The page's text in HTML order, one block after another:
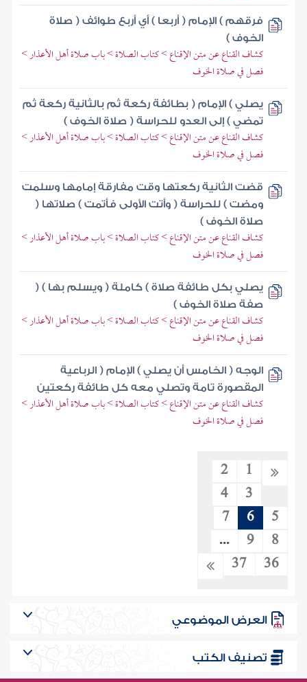
فرقهم ) الإمام ( أربعا ) أي أربع طوائف ( صلاة
الخوف )
كشاف القناع عن متن الإقناع > كتاب الصلاة > باب صلاة أهل الأعذار >
فصل في صلاة الخوف
يصلي ) الإمام ( بطائفة ركعة ثم بالثانية ركعة ثم
تمضي ) إلى العدو للحراسة ( صلاة الخوف )
كشاف القناع عن متن الإقناع > كتاب الصلاة > باب صلاة أهل الأعذار >
فصل في صلاة الخوف
قضت الثانية ركعتها وقت مفارقة إمامها وسلمت
ومضت ) للحراسة ( وأتت الأولى فأتمت ) صلاتها (
صلاة الخوف )
كشاف القناع عن متن الإقناع > كتاب الصلاة > باب صلاة أهل الأعذار >
فصل في صلاة الخوف
يصلي بكل طائفة صلاة ) كاملة ( ويسلم بها ) (
صفة صلاة الخوف )
كشاف القناع عن متن الإقناع > كتاب الصلاة > باب صلاة أهل الأعذار >
فصل في صلاة الخوف
الوجه ( الخامس أن يصلي ) الإمام ( الرباعية
المقصورة تامة وتصلي معه كل طائفة ركعتين
كشاف القناع عن متن الإقناع > كتاب الصلاة > باب صلاة أهل الأعذار >
فصل في صلاة الخوف
1
2
3
4
5
6
7
8
9
...
36
37
العرض الموضوعي
تصنيف الكتب